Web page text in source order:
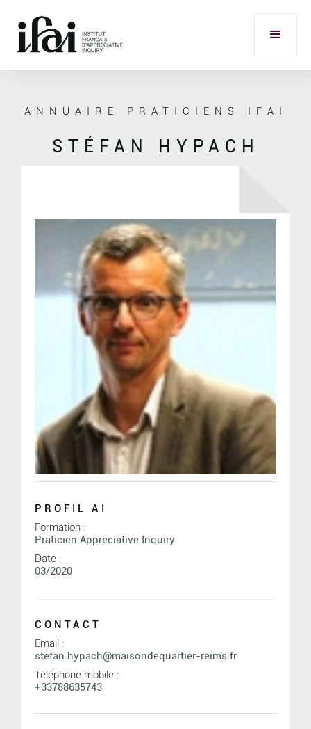
ANNUAIRE PRATICIENS IFAI
STÉFAN HYPACH
PROFIL AI
Formation :
Praticien Appreciative Inquiry
Date :
03/2020
CONTACT
Email :
stefan.hypach@maisondequartier-reims.fr
Téléphone mobile :
+33788635743